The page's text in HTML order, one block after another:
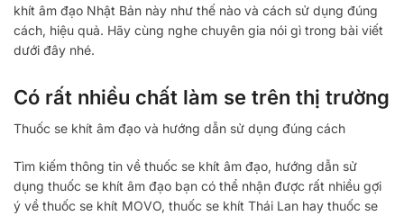
khít âm đạo Nhật Bản này như thế nào và cách sử dụng đúng
cách, hiệu quả. Hãy cùng nghe chuyên gia nói gì trong bài viết
dưới đây nhé.
Có rất nhiều chất làm se trên thị trường
Thuốc se khít âm đạo và hướng dẫn sử dụng đúng cách
Tìm kiếm thông tin về thuốc se khít âm đạo, hướng dẫn sử
dụng thuốc se khít âm đạo bạn có thể nhận được rất nhiều gợi
ý về thuốc se khít MOVO, thuốc se khít Thái Lan hay thuốc se